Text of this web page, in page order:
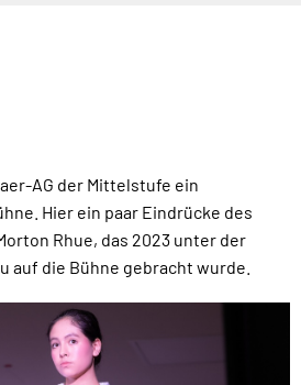
AG der Mittelstufe ein
Hier ein paar Eindrücke des
Rhue, das 2023 unter der
auf die Bühne gebracht wurde.